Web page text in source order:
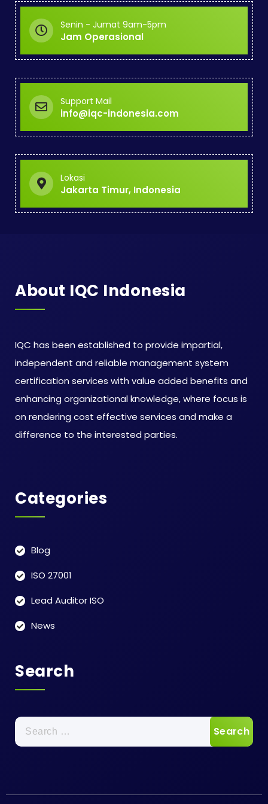
Senin - Jumat 9am-5pm
Jam Operasional
Support Mail
info@iqc-indonesia.com
Lokasi
Jakarta Timur, Indonesia
About IQC Indonesia
IQC has been established to provide impartial,
independent and reliable management system
certification services with value added benefits and
enhancing organizational knowledge, where focus is
on rendering cost effective services and make a
difference to the interested parties.
Categories
Blog
ISO 27001
Lead Auditor ISO
News
Search
Search
for: